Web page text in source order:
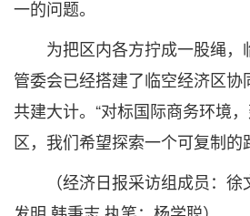
一的问题。
为把区内各方拧成一股绳，
管委会已经搭建了临空经济区
共建大计。“对标国际商务环境
区，我们希望探索一个可复制的
（经济日报采访组成员：徐